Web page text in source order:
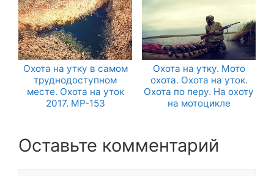
Охота на утку в самом
труднодоступном
месте. Охота на уток
2017. МР-153
Охота на утку. Мото
охота. Охота на уток.
Охота по перу. На охоту
на мотоцикле
Оставьте комментарий